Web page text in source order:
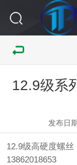
12.9级系
发布日
12.9级高硬度螺丝
13862018653